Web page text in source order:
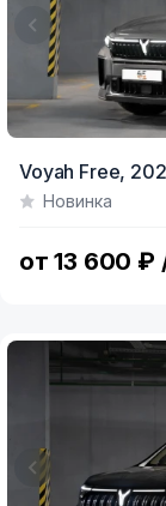
of
Voyah Free,
Новинка
от 13 600 ₽